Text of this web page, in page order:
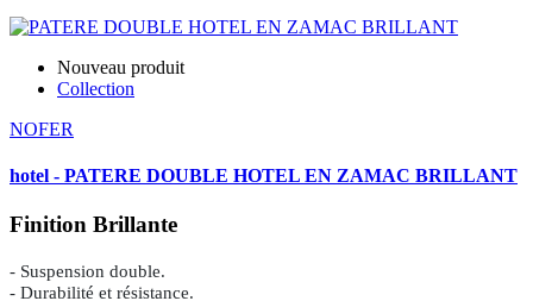
Nouveau produit
Collection
NOFER
hotel - PATERE DOUBLE HOTEL EN ZAMAC BRILLANT
Finition Brillante
- Suspension double.
- Durabilité et résistance.